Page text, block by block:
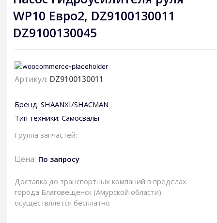
WP10 Евро2, DZ9100130011
DZ9100130045
Артикул: DZ9100130011
Бренд: SHAANXI/SHACMAN
Тип техники: Самосвалы
Группа запчастей:
Цена: По запросу
Доставка до транспортных компаний в пределах
города Благовещенск (Амурской области)
осуществляется бесплатно